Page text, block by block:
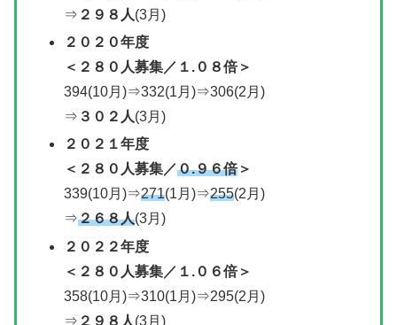
⇒ ２９８人(3月)
２０２０年度
＜ ２８０人募集／ １.０８倍＞
394(10月)⇒332(1月)⇒306(2月)
⇒ ３０２人(3月)
２０２１年度
＜ ２８０人募集／０.９６倍＞
339(10月)⇒271(1月)⇒255(2月)
⇒２６８人(3月)
２０２２年度
＜ ２８０人募集／ １.０６倍＞
358(10月)⇒310(1月)⇒295(2月)
⇒ ２９８人(3月)